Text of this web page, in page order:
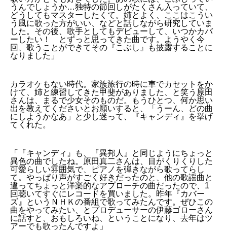
うんでしょうか…独特の節回しがたくさん入っていて、
どうしてもマスターしたくて。姉とよく、ここはこうい
う風に歌った方がいい、などと話しながら研究していま
した。その後、歌手としてもデビューして、いつかカバ
ーしたい！ とずっと思ってきた曲です。ようやく今
回、歌うことができてその『こぶし』も披露することに
なりました」
カラオケもない時代。家族旅行の時に車でカセットをか
けて、姉と練習してきた甲斐がありました、と笑う原田
さんは、まるで少女そのものだ。もうひとつ、何か思い
出を教えてくださいとお願いすると、「うーん、どの曲
にしようかなあ」と少し迷って、『キャンディ』を挙げ
てくれた。
「『キャンディ』も、『異邦人』と同じようにちょっと
異色の曲でしたね。原田真二さんは、目がくりくりした
可愛らしい雰囲気で、ピアノを弾きながら歌ってらし
て。やっぱり声がすごく好きだったのと、他の歌謡曲と
違ってちょっと洋楽的なアプローチの曲だったので、1
回聴いてすぐにレコードを買いました。昨年『カバー
ズ』というＮＨＫの番組で歌ってみたんです。ぜひこの
曲をやってみたい、とプロデューサーの伊藤ゴローさん
に話すと、おもしろいね、ということになり、去年はツ
アーでも歌ったんですよ」